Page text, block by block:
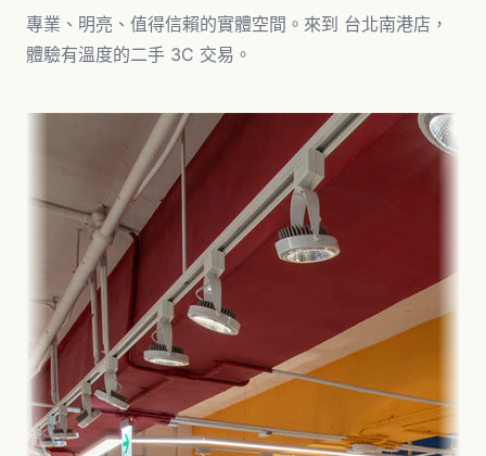
專業、明亮、值得信賴的實體空間。來到 台北南港店 ，
體驗有溫度的二手 3C 交易。